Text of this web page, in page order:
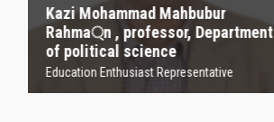
Kazi Mohammad Mahbubur
Rahma্‌n , professor, Department
of political science
Education Enthusiast Representative
Education Enthusiast Representative